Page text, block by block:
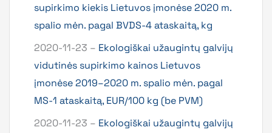
supirkimo kiekis Lietuvos įmonėse 2020 m.
spalio mėn. pagal BVDS-4 ataskaitą, kg
2020-11-23 – Ekologiškai užaugintų galvijų
vidutinės supirkimo kainos Lietuvos
įmonėse 2019–2020 m. spalio mėn. pagal
MS-1 ataskaitą, EUR/100 kg (be PVM)
2020-11-23 – Ekologiškai užaugintų galvijų